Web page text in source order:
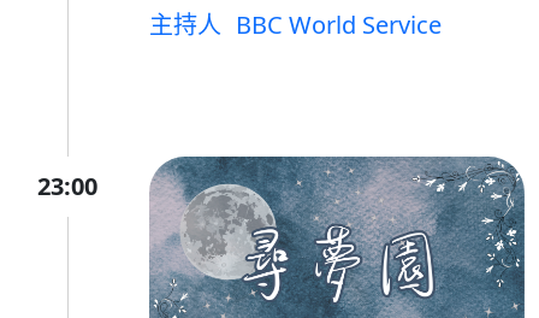
主持人 BBC World Service
23:00